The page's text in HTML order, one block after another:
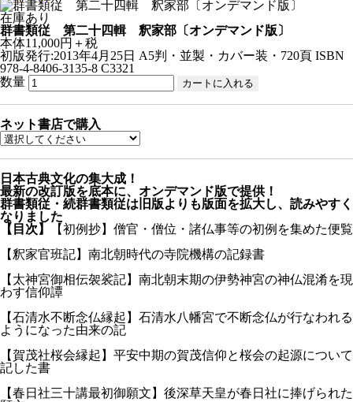
在庫あり
群書類従 第二十四輯 釈家部〔オンデマンド版〕
本体11,000円＋税
初版発行:2013年4月25日 A5判・並製・カバー装・720頁 ISBN
978-4-8406-3135-8 C3321
数量
ネット書店で購入
日本古典文化の集大成！
最新の改訂版を底本に、オンデマンド版で提供！
群書類従・続群書類従は旧版よりも版面を拡大し、読みやすく
なりました
【目次】
【初例抄】僧官・僧位・諸仏事等の初例を集めた便覧
【釈家官班記】南北朝時代の寺院機構の記録書
【太神宮御相伝袈裟記】南北朝末期の伊勢神宮の神仏混淆を現
わす信仰譚
【石清水不断念仏縁起】石清水八幡宮で不断念仏が行なわれる
ようになった由来の記
【賀茂社桜会縁起】平安中期の賀茂信仰と桜会の起源について
記した書
【春日社三十講最初御願文】後深草天皇が春日社に捧げられた